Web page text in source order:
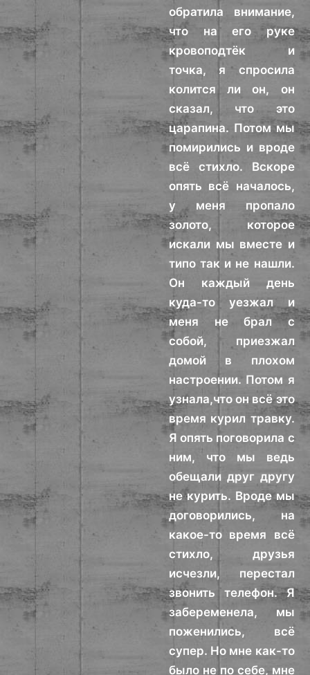
обратила внимание,
что на его руке
кровоподтёк и
точка, я спросила
колится ли он, он
сказал, что это
царапина. Потом мы
помирились и вроде
всё стихло. Вскоре
опять всё началось,
у меня пропало
золото, которое
искали мы вместе и
типо так и не нашли.
Он каждый день
куда-то уезжал и
меня не брал с
собой, приезжал
домой в плохом
настроении. Потом я
узнала,что он всё это
время курил травку.
Я опять поговорила с
ним, что мы ведь
обещали друг другу
не курить. Вроде мы
договорились, на
какое-то время всё
стихло, друзья
исчезли, перестал
звонить телефон. Я
забеременела, мы
поженились, всё
супер. Но мне как-то
было не по себе, мне